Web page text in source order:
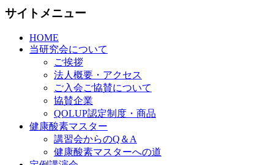
サイトメニュー
HOME
当研究会について
ご挨拶
法人概要・アクセス
ご入会ご協賛について
協賛企業
QOLUP認定制度・商品
健康酸素マスター
講習会からのQ＆A
健康酸素マスターへの道